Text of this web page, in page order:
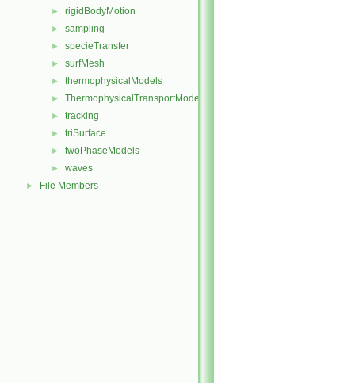
► rigidBodyMotion
► sampling
► specieTransfer
► surfMesh
► thermophysicalModels
► ThermophysicalTransportModels
► tracking
► triSurface
► twoPhaseModels
► waves
► File Members